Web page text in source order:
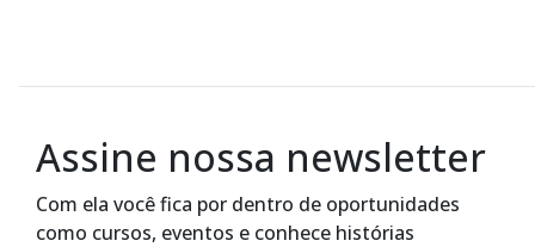
Assine nossa newsletter
Com ela você fica por dentro de oportunidades
como cursos, eventos e conhece histórias